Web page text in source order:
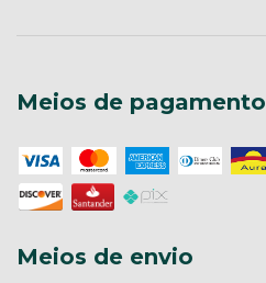
Meios de pagamento
Meios de envio